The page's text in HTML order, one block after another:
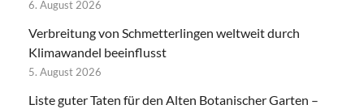
6. August 2026
Verbreitung von Schmetterlingen weltweit durch
Klimawandel beeinflusst
5. August 2026
Liste guter Taten für den Alten Botanischer Garten –